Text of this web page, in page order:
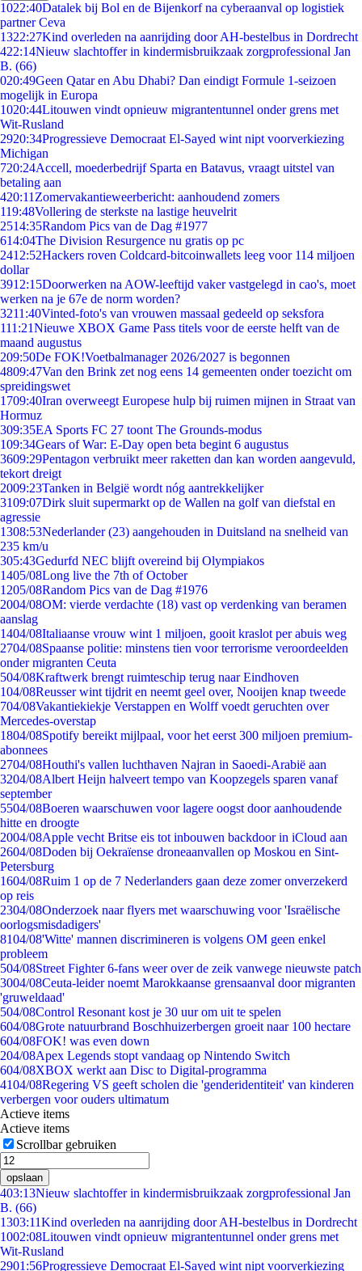
1022:40Datalek bij Bol en de Bijenkorf na cyberaanval op logistiek
partner Ceva
1322:27Kind overleden na aanrijding door AH-bestelbus in Dordrecht
422:14Nieuw slachtoffer in kindermisbruikzaak zorgprofessional Jan
B. (66)
020:49Geen Qatar en Abu Dhabi? Dan eindigt Formule 1-seizoen
mogelijk in Europa
1020:44Litouwen vindt opnieuw migrantentunnel onder grens met
Wit-Rusland
2920:34Progressieve Democraat El-Sayed wint nipt voorverkiezing
Michigan
720:24Accell, moederbedrijf Sparta en Batavus, vraagt uitstel van
betaling aan
420:11 Zomervakantieweerbericht: aanhoudend zomers
119:48Vollering de sterkste na lastige heuvelrit
2514:35Random Pics van de Dag #1977
614:04The Division Resurgence nu gratis op pc
2412:52Hackers roven Coldcard-bitcoinwallets leeg voor 114 miljoen
dollar
3912:15Doorwerken na AOW-leeftijd vaker vastgelegd in cao's, moet
werken na je 67e de norm worden?
3211:40Vinted-foto's van vrouwen massaal gedeeld op seksfora
111:21Nieuwe XBOX Game Pass titels voor de eerste helft van de
maand augustus
209:50De FOK!Voetbalmanager 2026/2027 is begonnen
4809:47Van den Brink zet nog eens 14 gemeenten onder toezicht om
spreidingswet
1709:40Iran overweegt Europese hulp bij ruimen mijnen in Straat van
Hormuz
309:35EA Sports FC 27 toont The Grounds-modus
109:34Gears of War: E-Day open beta begint 6 augustus
3609:29Pentagon verbruikt meer raketten dan kan worden aangevuld,
tekort dreigt
2009:23Tanken in België wordt nóg aantrekkelijker
3109:07Dirk sluit supermarkt op de Wallen na golf van diefstal en
agressie
1308:53Nederlander (23) aangehouden in Duitsland na snelheid van
235 km/u
305:43Gedurfd NEC blijft overeind bij Olympiakos
1405/08Long live the 7th of October
1205/08Random Pics van de Dag #1976
2004/08OM: vierde verdachte (18) vast op verdenking van beramen
aanslag
1404/08Italiaanse vrouw wint 1 miljoen, gooit kraslot per abuis weg
2704/08Spaanse politie: minstens tien voor terrorisme veroordeelden
onder migranten Ceuta
504/08Kraftwerk brengt ruimteschip terug naar Eindhoven
104/08Reusser wint tijdrit en neemt geel over, Nooijen knap tweede
704/08Vakantiekiekje Verstappen en Wolff voedt geruchten over
Mercedes-overstap
1804/08Spotify bereikt mijlpaal, voor het eerst 300 miljoen premium-
abonnees
2704/08Houthi's vallen luchthaven Najran in Saoedi-Arabië aan
3204/08Albert Heijn halveert tempo van Koopzegels sparen vanaf
september
5504/08Boeren waarschuwen voor lagere oogst door aanhoudende
hitte en droogte
2004/08Apple vecht Britse eis tot inbouwen backdoor in iCloud aan
2604/08Doden bij Oekraïense droneaanvallen op Moskou en Sint-
Petersburg
1604/08Ruim 1 op de 7 Nederlanders gaan deze zomer onverzekerd
op reis
2304/08Onderzoek naar flyers met waarschuwing voor 'Israëlische
oorlogsmisdadigers'
8104/08'Witte' mannen discrimineren is volgens OM geen enkel
probleem
504/08Street Fighter 6-fans weer over de zeik vanwege nieuwste patch
3004/08Ceuta-leider noemt Marokkaanse grensaanval door migranten
'gruweldaad'
504/08Control Resonant kost je 30 uur om uit te spelen
604/08Grote natuurbrand Boschhuizerbergen groeit naar 100 hectare
604/08FOK! was even down
204/08Apex Legends stopt vandaag op Nintendo Switch
604/08XBOX werkt aan Disc to Digital-programma
4104/08Regering VS geeft scholen die 'genderidentiteit' van kinderen
verbergen voor ouders ultimatum
Actieve items
Actieve items
Scrollbar gebruiken
opslaan
403:13Nieuw slachtoffer in kindermisbruikzaak zorgprofessional Jan
B. (66)
1303:11Kind overleden na aanrijding door AH-bestelbus in Dordrecht
1002:08Litouwen vindt opnieuw migrantentunnel onder grens met
Wit-Rusland
2901:56Progressieve Democraat El-Sayed wint nipt voorverkiezing